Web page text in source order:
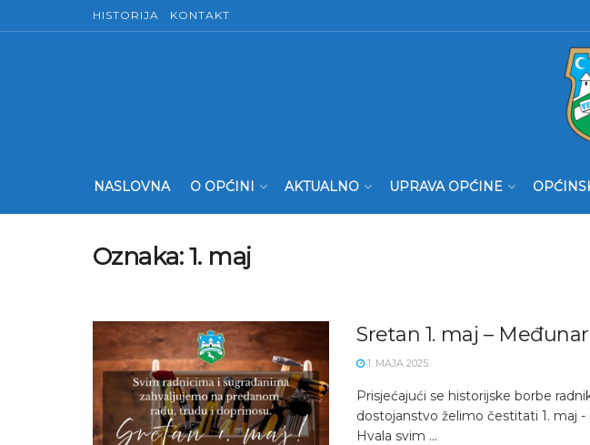
HISTORIJA KONTAKT
NASLOVNA O OPĆINI AKTUALNO UPRAVA OPĆINE
Oznaka:1. maj
Sretan 1. maj –
1. MAJA 2025.
Prisjećajući se historijske borbe
dostojanstvo želimo čestitati 1. maj -
Hvala svim ...